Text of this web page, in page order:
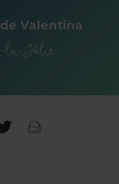
Valentina
la-Jolie